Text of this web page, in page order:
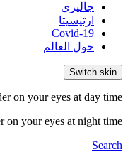
جاليري
ارتيسيتا
Covid-19
حول العالم
Switch skin
on your eyes at day time.
on your eyes at night time.
Search